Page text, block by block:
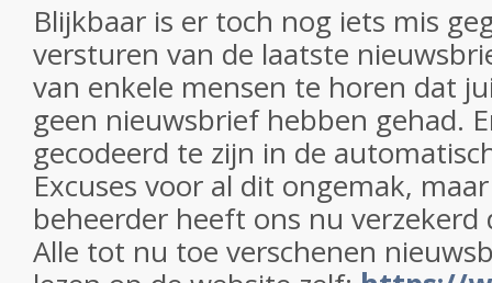
Blijkbaar is er toch nog iets mis
versturen van de laatste
van enkele mensen te horen dat
geen nieuwsbrief hebben gehad.
gecodeerd te zijn in de
Excuses voor al dit ongemak,
beheerder heeft ons nu verzekerd
Alle tot nu toe verschenen